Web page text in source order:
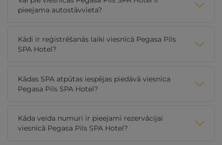
pieejama autostāvvieta?
Kādi ir reģistrēšanās laiki viesnīcā Pegasa Pils
SPA Hotel?
Kādas SPA atpūtas iespējas piedāvā viesnīca
Pegasa Pils SPA Hotel?
Kāda veida numuri ir pieejami rezervācijai
viesnīcā Pegasa Pils SPA Hotel?